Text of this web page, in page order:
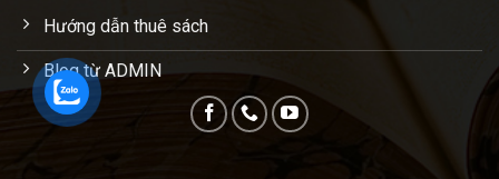
Hướng dẫn thuê sách
Blog từ ADMIN